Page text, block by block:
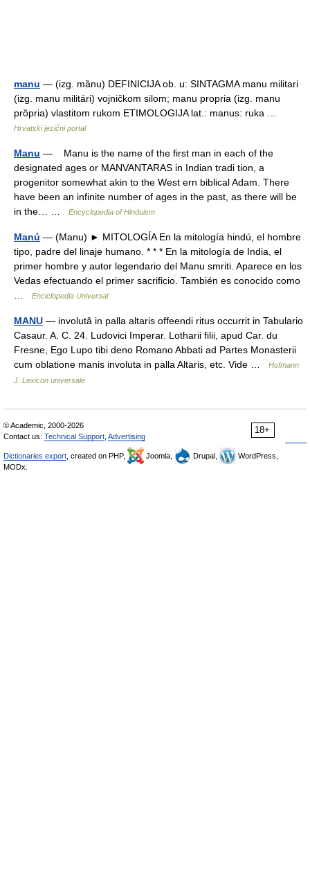
manu — (izg. mȁnu) DEFINICIJA ob. u: SINTAGMA manu militari
(izg. manu militári) vojničkom silom; manu propria (izg. manu
prȍpria) vlastitom rukom ETIMOLOGIJA lat.: manus: ruka …
Hrvatski jezični portal
Manu — Manu is the name of the first man in each of the
designated ages or MANVANTARAS in Indian tradi tion, a
progenitor somewhat akin to the West ern biblical Adam. There
have been an infinite number of ages in the past, as there will be
in the… …
Encyclopedia of Hinduism
Manú — (Manu) ► MITOLOGÍA En la mitología hindú, el hombre
tipo, padre del linaje humano. * * * En la mitología de India, el
primer hombre y autor legendario del Manu smriti. Aparece en los
Vedas efectuando el primer sacrificio. También es conocido como
Enciclopedia Universal
MANU — involutâ in palla altaris offeendi ritus occurrit in Tabulario
Casaur. A. C. 24. Ludovici Imperar. Lotharii filii, apud Car. du
Fresne, Ego Lupo tibi deno Romano Abbati ad Partes Monasterii
cum oblatione manis involuta in palla Altaris, etc. Vide …
Hofmann
J. Lexicon universale
18+
© Academic, 2000-2026
Contact us: Technical Support Advertising
Dictionaries export , created on PHP, Joomla, Drupal,
WordPress,
MODx.